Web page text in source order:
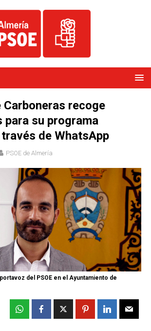
Carboneras recoge
para su programa
de WhatsApp
PSOE de Almería
del PSOE en el Ayuntamiento de